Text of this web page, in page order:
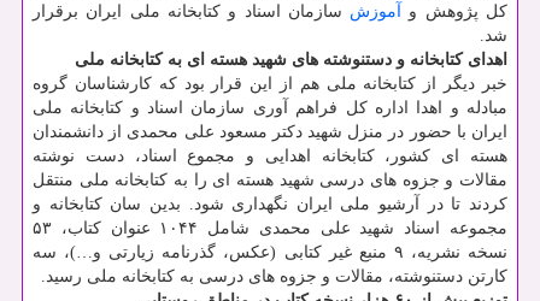
کل پژوهش و آموزش سازمان اسناد و کتابخانه ملی ایران برقرار
شد.
اهدای کتابخانه و دستنوشته های شهید هسته ای به کتابخانه ملی
خبر دیگر از کتابخانه ملی هم از این قرار بود که کارشناسان گروه
مبادله و اهدا اداره کل فراهم آوری سازمان اسناد و کتابخانه ملی
ایران با حضور در منزل شهید دکتر مسعود علی محمدی از دانشمندان
هسته ای کشور، کتابخانه اهدایی و مجموع اسناد، دست نوشته
مقالات و جزوه های درسی شهید هسته ای را به کتابخانه ملی منتقل
کردند تا در آرشیو ملی ایران نگهداری شود. بدین سان کتابخانه و
مجموعه اسناد شهید علی محمدی شامل ۱۰۴۴ عنوان کتاب، ۵۳
نسخه نشریه، ۹ منبع غیر کتابی (عکس، گذرنامه زیارتی و…)، سه
کارتن دستنوشته، مقالات و جزوه های درسی به کتابخانه ملی رسید.